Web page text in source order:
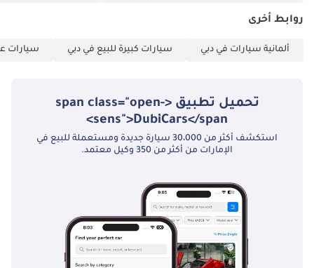
روابط أخرى
ألمانية سيارات في دبي سيارات كبيرة للبيع في دبي سيارات
تحميل تطبيق <span class="open-
sens">DubiCars</span>
استكشف أكثر من 30،000 سيارة جديدة ومستعملة للبيع في
الإمارات من أكثر من 350 وكيل معتمد.
مرسيدس بنز الحديثة، مع الحفاظ على عداد الكيلومترات المنخفض الذي
لأي مقيم مميز في دول مجلس التعاون الخليجي.
تم إنشاء هذه الإحصاءات بواسطة الذكاء الاصطناعي اعتماداً على بيانات
خبراء السوق. يُرجى دائماً فحص السيارة قبل الشراء.